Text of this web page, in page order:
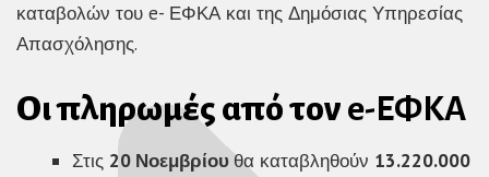
καταβολών του e- ΕΦΚΑ και της Δημόσιας Υπηρεσίας
Απασχόλησης.
Οι πληρωμές από τον e-ΕΦΚΑ
Στις 20 Νοεμβρίουθα καταβληθούν 13.220.000